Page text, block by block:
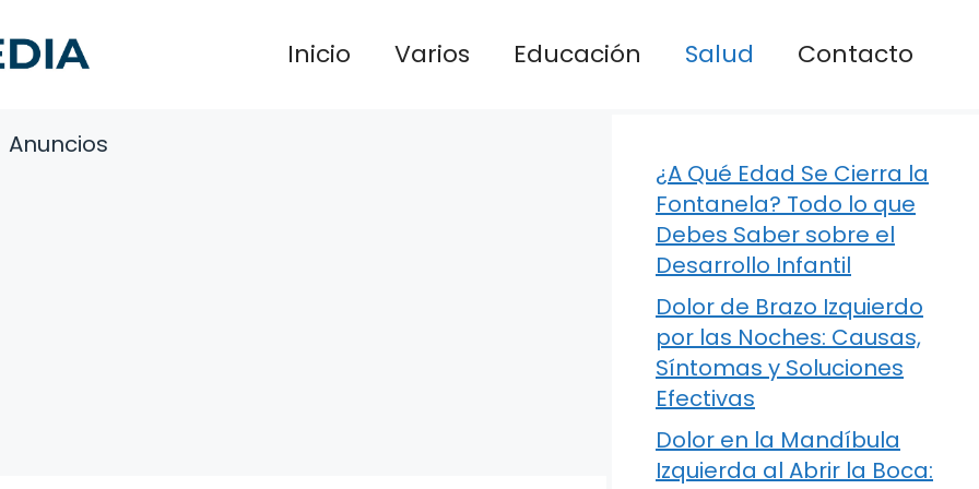
Inicio Varios Educación Salud Contacto
Anuncios
¿A Qué Edad Se Cierra la
Fontanela? Todo lo que
Debes Saber sobre el
Desarrollo Infantil
Dolor de Brazo Izquierdo
por las Noches: Causas,
Síntomas y Soluciones
Efectivas
Dolor en la Mandíbula
Izquierda al Abrir la Boca: